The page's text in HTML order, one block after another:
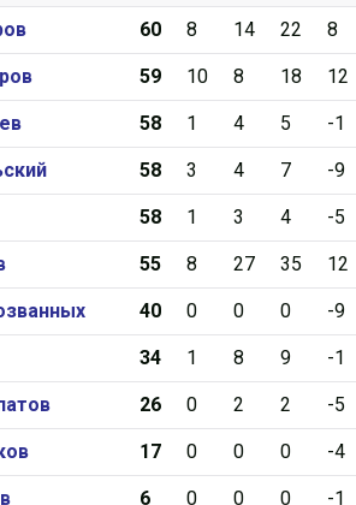
СМО МХК Атлант
Тайфун
ХК Капитан
60 8 14 22 8
59 10 8 18 12
58 1 4 5 -1
58 3 4 7 -9
58 1 3 4 -5
55 8 27 35 12
40 0 0 0 -9
34 1 8 9 -1
26 0 2 2 -5
17 0 0 0 -4
6 0 0 0 -1